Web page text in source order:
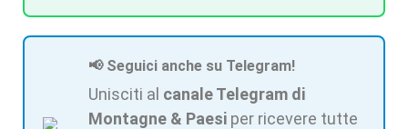
📢 Seguici anche su Telegram!
Unisciti al canale Telegram di
Montagne & Paesi per ricevere tutte